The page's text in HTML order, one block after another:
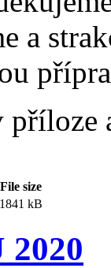
a
File size
1841 kB